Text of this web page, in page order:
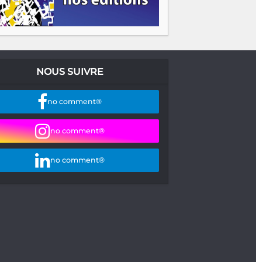
NOUS SUIVRE
no comment®
no comment®
no comment®